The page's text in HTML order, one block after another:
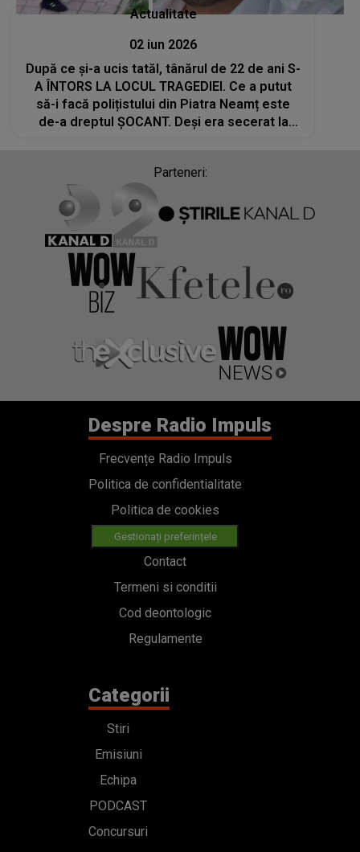
Actualitate
02 iun 2026
După ce și-a ucis tatăl, tânărul de 22 de ani S-
A ÎNTORS LA LOCUL TRAGEDIEI. Ce a putut
să-i facă polițistului din Piatra Neamț este
de-a dreptul ȘOCANT. Deși era secerat la
Parteneri:
Despre Radio Impuls
Frecvențe Radio Impuls
Politica de confidentialitate
Politica de cookies
Gestionați preferințele
Contact
Termeni si conditii
Cod deontologic
Regulamente
Categorii
Stiri
Emisiuni
Echipa
PODCAST
Concursuri